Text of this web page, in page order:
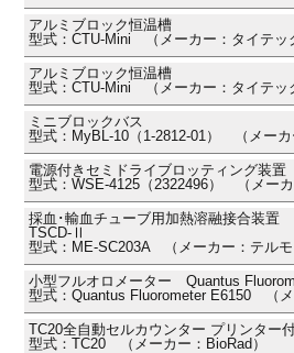
アルミブロック恒温槽
型式：CTU-Mini （メーカー：タイテッ
アルミブロック恒温槽
型式：CTU-Mini （メーカー：タイテッ
ミニブロックバス
型式：MyBL-10（1-2812-01） （メーカ
電源付きセミドライブロッティング装
型式：WSE-4125（2322496） （メーカ
採血･輸血チューブ用加熱溶融接合装置
TSCD-Ⅱ
型式：ME-SC203A （メーカー：テルモ
小型フルオロメーター Quantus
型式：Quantus Fluorometer E6150 （メ
TC20全自動セルカウンター プリンター
型式：TC20 （メーカー：BioRad）